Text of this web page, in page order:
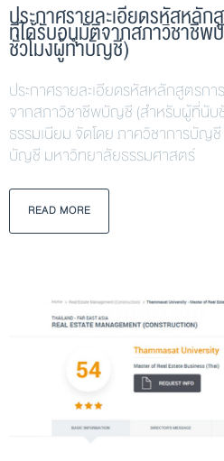
ประกาศรายละเอียดรหัสหลั
ที่ได้รับอนุมัติจากสภาวิชาชี
ชั่วโมงผู้ทำบัญชี)
ประกาศรายละเอียดรหัสหลักสูตรก
จากสภาวิชาชีพบัญชี (สำหรับผู้ที่นับ
ธรรมเนียม จัดโดย ภาควิชาการบั
บัญชี มหาวิทยาลัยธรรมศาสตร์
READ MORE